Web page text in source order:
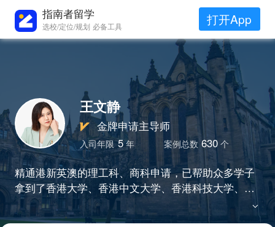
指南者留学
选校/定位/规划 必备工具 打开App
王文静
金牌申请主导师
入司年限 5年 案例总数 630 个
精通港新英澳的理工科、商科申请，已帮助众多学子
拿到了香港大学、香港中文大学、香港科技大学、新
加坡国立大学、南洋理工大学、华威大学、曼彻斯特
大学等名校录取，坚持用心服务每一位学生。